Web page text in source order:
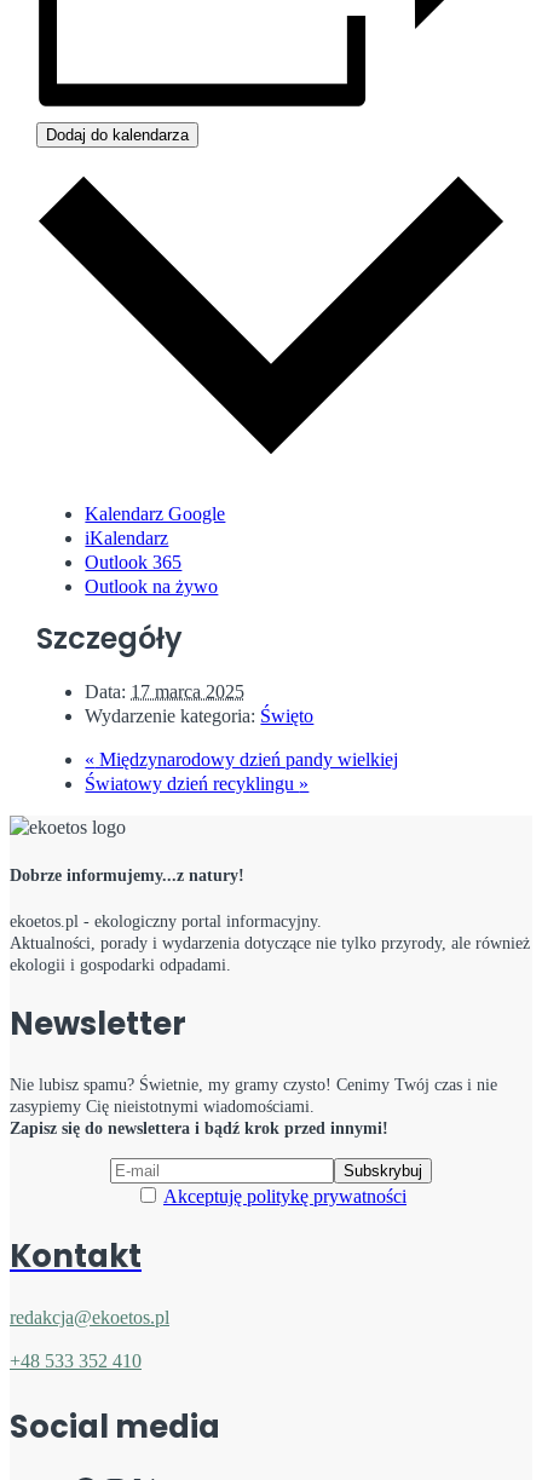
Dodaj do kalendarza
Kalendarz Google
iKalendarz
Outlook 365
Outlook na żywo
Szczegóły
Data: 17 marca 2025
Wydarzenie kategoria: Święto
« Międzynarodowy dzień pandy wielkiej
Światowy dzień recyklingu »
Dobrze informujemy...z natury!
ekoetos.pl - ekologiczny portal informacyjny.
Aktualności, porady i wydarzenia dotyczące nie tylko przyrody, ale również
ekologii i gospodarki odpadami.
Newsletter
Nie lubisz spamu? Świetnie, my gramy czysto! Cenimy Twój czas i nie
zasypiemy Cię nieistotnymi wiadomościami.
Zapisz się do newslettera i bądź krok przed innymi!
Akceptuję politykę prywatności
Kontakt
redakcja@ekoetos.pl
+48 533 352 410
Social media